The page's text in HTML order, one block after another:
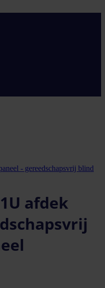
- gereedschapsvrij blind
afdek